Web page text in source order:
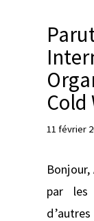
Cold
11 février
par